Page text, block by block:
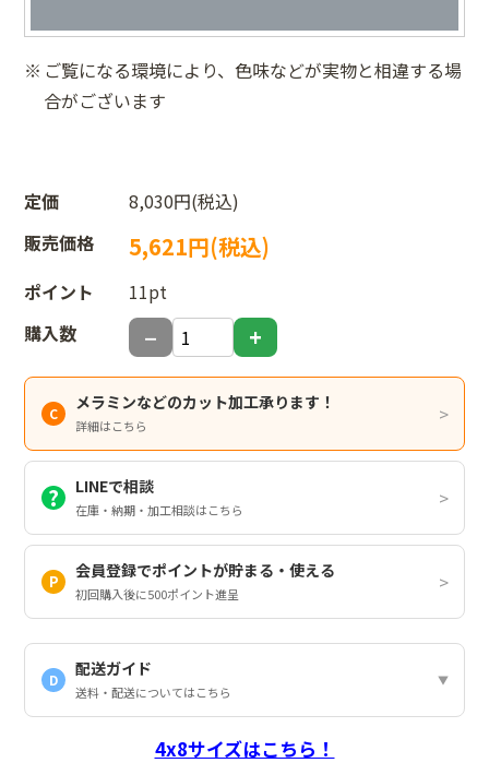
ご覧になる環境により、色味などが実物と相違する場
合がございます
定価
8,030円(税込)
販売価格
5,621円(税込)
ポイント
11pt
購入数
メラミンなどのカット加工承ります！
詳細はこちら
LINEで相談
在庫・納期・加工相談はこちら
会員登録でポイントが貯まる・使える
初回購入後に500ポイント進呈
D
配送ガイド
送料・配送についてはこちら
4x8サイズはこちら！